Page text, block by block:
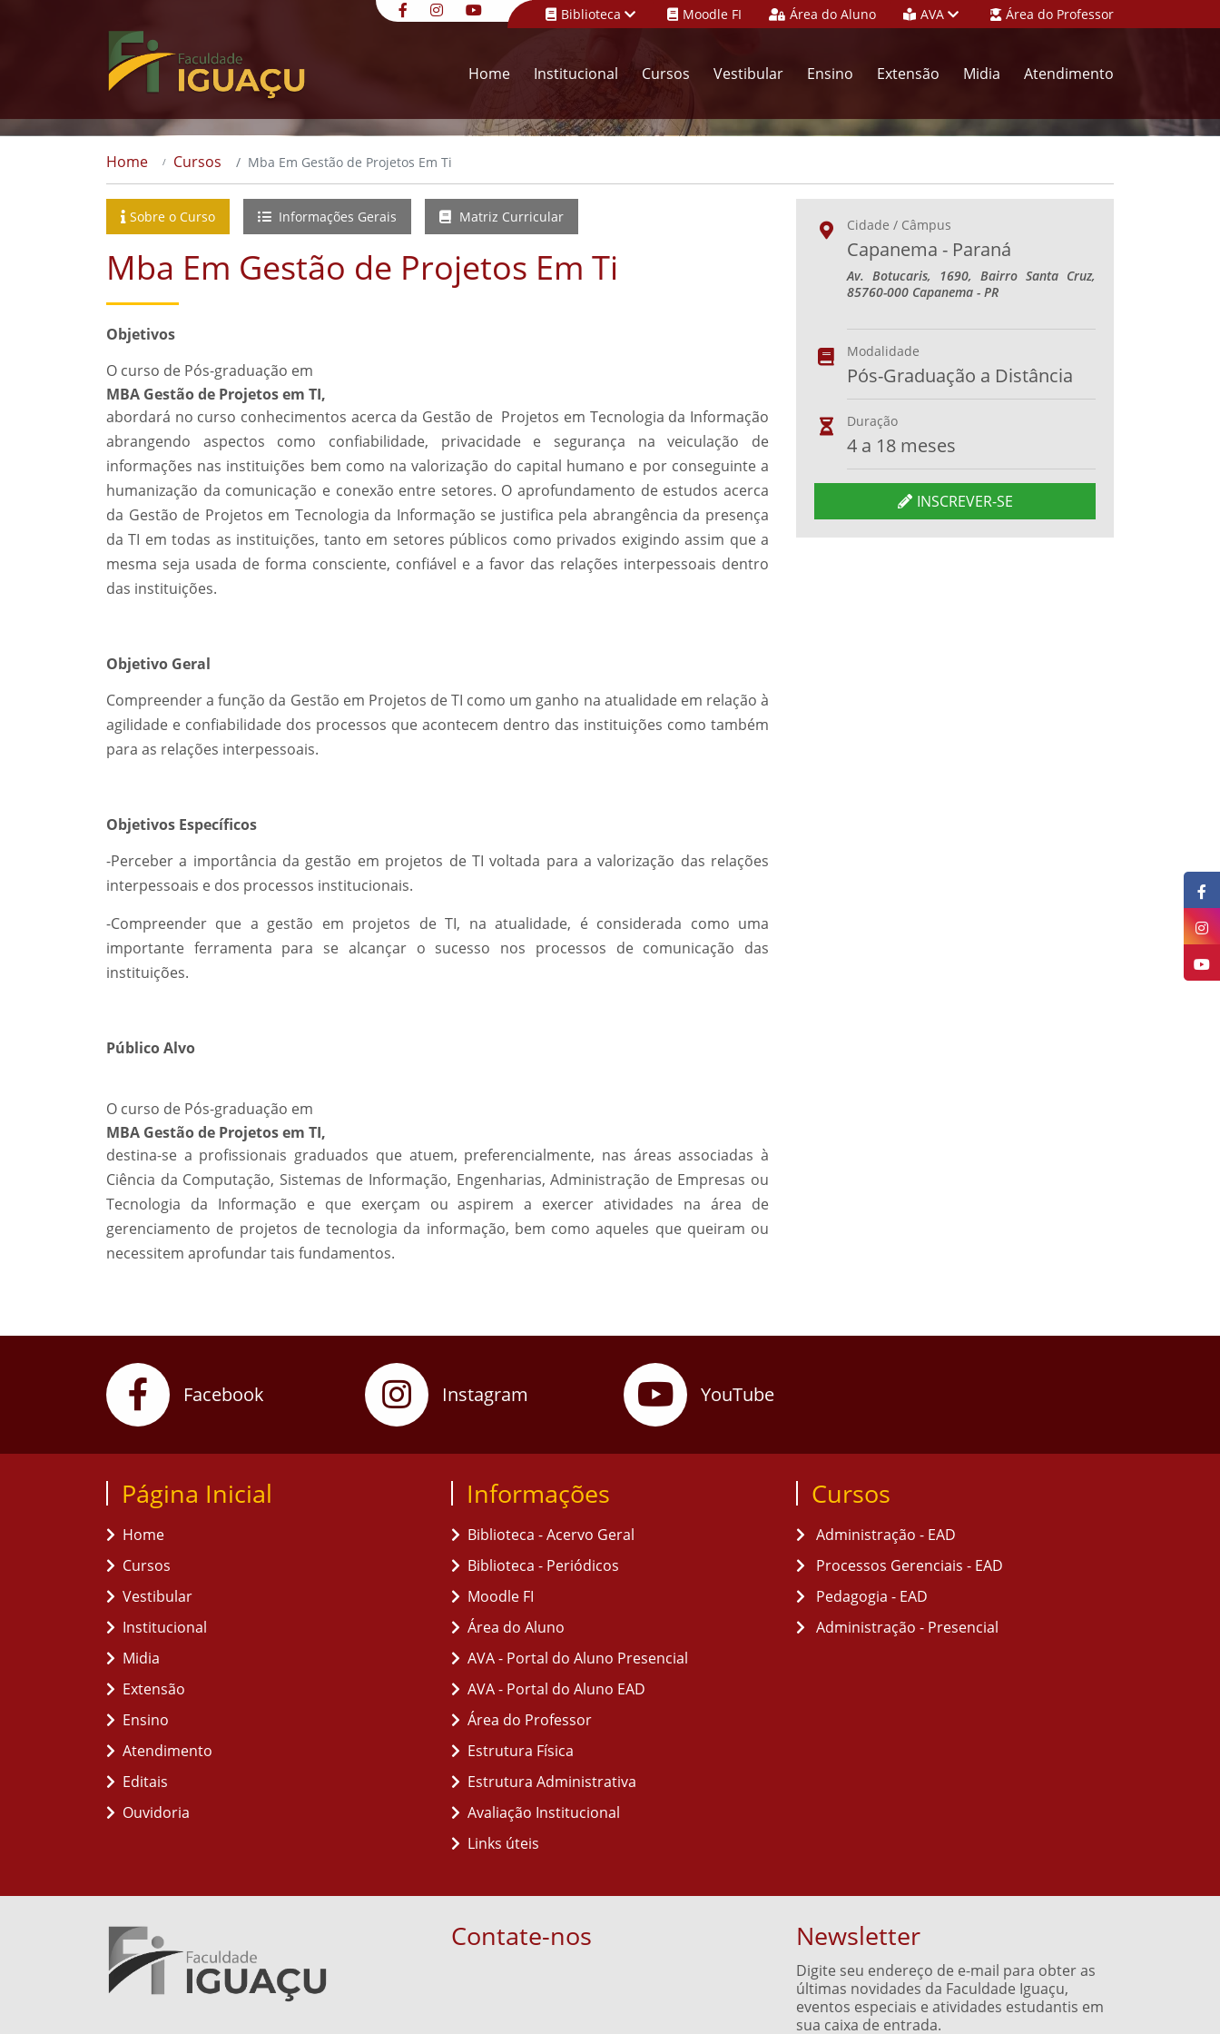
Biblioteca Moodle FI Área do Aluno AVA Área do Professor
Home Institucional Cursos Vestibular Ensino Extensão Midia Atendimento
Home Cursos Mba Em Gestão de Projetos Em Ti
Sobre o Curso Informações Gerais Matriz Curricular
Mba Em Gestão de Projetos Em Ti
Objetivos
O curso de Pós-graduação em
MBA Gestão de Projetos em TI,
abordará no curso conhecimentos acerca da Gestão de Projetos em Tecnologia da Informação
abrangendo aspectos como confiabilidade, privacidade e segurança na veiculação de
informações nas instituições bem como na valorização do capital humano e por conseguinte a
humanização da comunicação e conexão entre setores. O aprofundamento de estudos acerca
da Gestão de Projetos em Tecnologia da Informação se justifica pela abrangência da presença
da TI em todas as instituições, tanto em setores públicos como privados exigindo assim que a
mesma seja usada de forma consciente, confiável e a favor das relações interpessoais dentro
das instituições.
Objetivo Geral
Compreender a função da Gestão em Projetos de TI como um ganho na atualidade em relação à
agilidade e confiabilidade dos processos que acontecem dentro das instituições como também
para as relações interpessoais.
Objetivos Específicos
-Perceber a importância da gestão em projetos de TI voltada para a valorização das relações
interpessoais e dos processos institucionais.
-Compreender que a gestão em projetos de TI, na atualidade, é considerada como uma
importante ferramenta para se alcançar o sucesso nos processos de comunicação das
instituições.
Público Alvo
O curso de Pós-graduação em
MBA Gestão de Projetos em TI,
destina-se a profissionais graduados que atuem, preferencialmente, nas áreas associadas à
Ciência da Computação, Sistemas de Informação, Engenharias, Administração de Empresas ou
Tecnologia da Informação e que exerçam ou aspirem a exercer atividades na área de
gerenciamento de projetos de tecnologia da informação, bem como aqueles que queiram ou
necessitem aprofundar tais fundamentos.
Cidade / Câmpus
Capanema - Paraná
Av. Botucaris, 1690, Bairro Santa Cruz,
85760-000 Capanema - PR
Modalidade
Pós-Graduação a Distância
Duração
4 a 18 meses
INSCREVER-SE
Facebook Instagram YouTube
Página Inicial
Home
Cursos
Vestibular
Institucional
Midia
Extensão
Ensino
Atendimento
Editais
Ouvidoria
Informações
Biblioteca - Acervo Geral
Biblioteca - Periódicos
Moodle FI
Área do Aluno
AVA - Portal do Aluno Presencial
AVA - Portal do Aluno EAD
Área do Professor
Estrutura Física
Estrutura Administrativa
Avaliação Institucional
Links úteis
Cursos
Administração - EAD
Processos Gerenciais - EAD
Pedagogia - EAD
Administração - Presencial
Contate-nos Newsletter
Digite seu endereço de e-mail para obter as
últimas novidades da Faculdade Iguaçu,
eventos especiais e atividades estudantis em
sua caixa de entrada.